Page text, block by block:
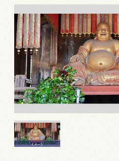
イメージ